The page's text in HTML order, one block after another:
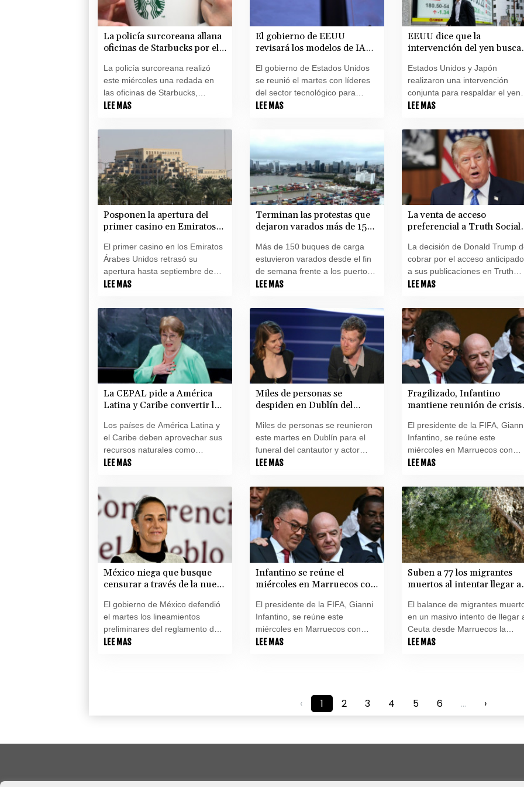
La policía surcoreana allana
oficinas de Starbucks por el
evocó una masacre
La policía surcoreana realizó
este miércoles una redada en
las oficinas de Starbucks,
informó el operador local de la
tras las acusaciones de que una
difamó a activistas asesinados
durante unas protestas
prodemocráticas en 1980.
LEE MAS
El gobierno de EEUU
revisará los modelos de IA
lanzamiento, según medios
El gobierno de Estados Unidos
se reunió el martes con líderes
del sector tecnológico para
finalizar un proceso de revisión
artificial antes de su
lanzamiento, informaron medios
estadounidenses.
LEE MAS
EEUU dice que la
intervención del yen busca
Asia
Estados Unidos y Japón
realizaron una intervención
conjunta para respaldar el yen
por los riesgos que suponen la
otros mercados asiáticos, dijo
martes el secretario
estadounidense del Tesoro.
LEE MAS
Posponen la apertura del
primer casino en Emiratos
juego está prohibido
El primer casino en los Emiratos
Árabes Unidos retrasó su
apertura hasta septiembre de
2027, por demoras relacionadas
anunció la compañía
estadounidense Wynn Resorts el
martes.
LEE MAS
Terminan las protestas que
dejaron varados más de 150
Más de 150 buques de carga
estuvieron varados desde el fin
de semana frente a los puertos
más importantes del sistema de
argentino, por una protesta de
quienes guían los barcos en
rechazo a cambios normativos.
LEE MAS
La venta de acceso
preferencial a Truth Social
suspicacias
La decisión de Donald Trump
cobrar por el acceso anticipado
a sus publicaciones en Truth
Social, que a menudo mueven
preocupación tras un año y
medio de una administración
que ha visto un
sin precedentes del presidente
estadounidense y su familia.
LEE MAS
La CEPAL pide a América
Latina y Caribe convertir los
de negociación a su favor
Los países de América Latina y
el Caribe deben aprovechar sus
recursos naturales como
herramienta de negociación
mundial, como la creciente
rivalidad entre Estados Unidos y
China, recomendó este martes
la Comisión Económica de la
ONU para esta región (CEPAL).
LEE MAS
Miles de personas se
despiden en Dublín del
Miles de personas se reunieron
este martes en Dublín para el
funeral del cantautor y actor
irlandés Glen Hansard, fallecido
accidente de moto, constató la
AFP.
LEE MAS
Fragilizado, Infantino
mantiene reunión de crisis
El presidente de la FIFA,
Infantino, se reúne este
miércoles en Marruecos con
altos responsables de la
críticas por su abortado
de abrir la institución a la
inversión privada.
LEE MAS
México niega que busque
censurar a través de la nueva
El gobierno de México defendió
el martes los lineamientos
preliminares del reglamento de
la nueva ley de radio y televisión
LEE MAS
Infantino se reúne el
miércoles en Marruecos con
El presidente de la FIFA, Gianni
Infantino, se reúne este
miércoles en Marruecos con
altos responsables de la
la inversión privada.
LEE MAS
Suben a 77 los migrantes
muertos al intentar llegar a
El balance de migrantes
en un masivo intento de llegar
Ceuta desde Marruecos la
semana pasada asciende a 77,
LEE MAS
‹ 1 2 3 4 5 6 ... ›